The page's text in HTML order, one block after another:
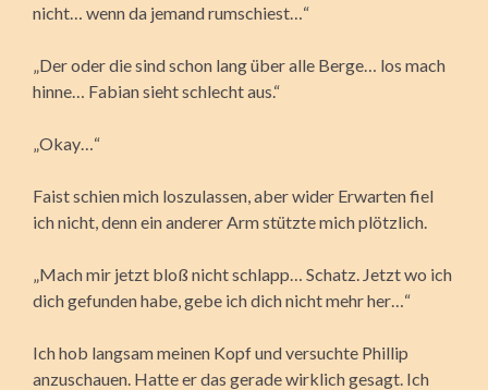
nicht… wenn da jemand rumschiest…“
„Der oder die sind schon lang über alle Berge… los mach
hinne… Fabian sieht schlecht aus.“
„Okay…“
Faist schien mich loszulassen, aber wider Erwarten fiel
ich nicht, denn ein anderer Arm stützte mich plötzlich.
„Mach mir jetzt bloß nicht schlapp… Schatz. Jetzt wo ich
dich gefunden habe, gebe ich dich nicht mehr her…“
Ich hob langsam meinen Kopf und versuchte Phillip
anzuschauen. Hatte er das gerade wirklich gesagt. Ich